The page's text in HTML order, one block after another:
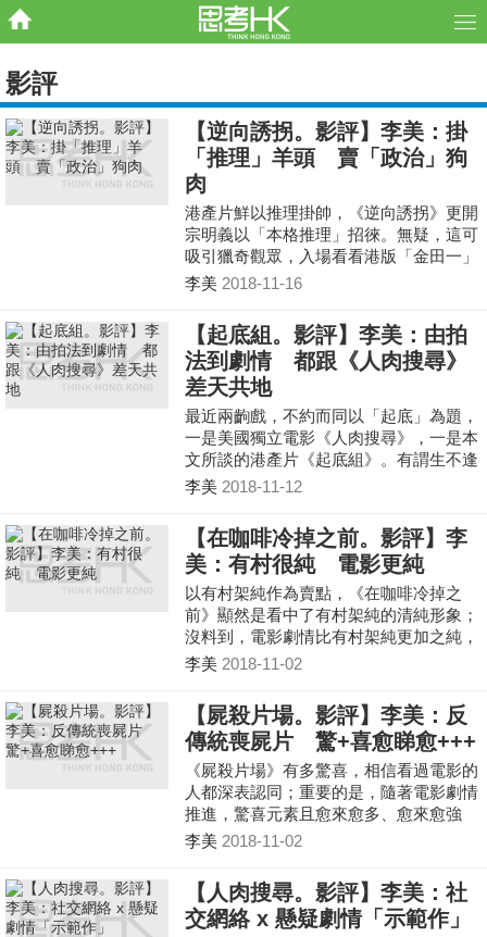
影評
【逆向誘拐。影評】李美：掛
「推理」羊頭 賣「政治」狗
肉
港產片鮮以推理掛帥，《逆向誘拐》更開
宗明義以「本格推理」招徠。無疑，這可
吸引獵奇觀眾，入場看看港版「金田一」
或「柯南」；可惜，本片推理元素不單薄
李美 2018-11-16
【起底組。影評】李美：由拍
法到劇情 都跟《人肉搜尋》
差天共地
最近兩齣戲，不約而同以「起底」為題，
一是美國獨立電影《人肉搜尋》，一是本
文所談的港產片《起底組》。有謂生不逢
時，珠玉在前，兩者質素實在高下立見，
李美 2018-11-12
【在咖啡冷掉之前。影評】李
美：有村很純 電影更純
以有村架純作為賣點，《在咖啡冷掉之
前》顯然是看中了有村架純的清純形象；
沒料到，電影劇情比有村架純更加之純，
也因而更加感動。
李美 2018-11-02
【屍殺片場。影評】李美：反
傳統喪屍片 驚+喜愈睇愈+++
《屍殺片場》有多驚喜，相信看過電影的
人都深表認同；重要的是，隨著電影劇情
推進，驚喜元素且愈來愈多、愈來愈強
勁......毫無疑問，這是一齣極具創意的反
李美 2018-11-02
【人肉搜尋。影評】李美：社
交網絡 x 懸疑劇情「示範作」